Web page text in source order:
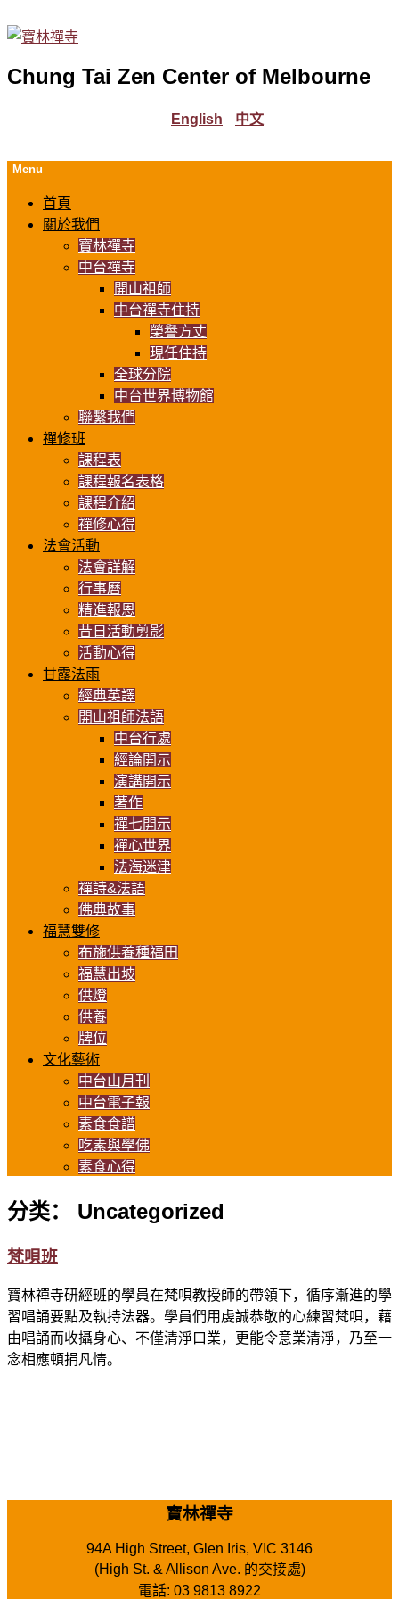
Chung Tai Zen Center of Melbourne
English 中文
Menu
首頁
關於我們
寶林禪寺
中台禪寺
開山祖師
中台禪寺住持
榮譽方丈
現任住持
全球分院
中台世界博物館
聯繫我們
禪修班
課程表
課程報名表格
課程介紹
禪修心得
法會活動
法會詳解
行事曆
精進報恩
昔日活動剪影
活動心得
甘露法雨
經典英譯
開山祖師法語
中台行處
經論開示
演講開示
著作
禪七開示
禪心世界
法海迷津
禪詩&法語
佛典故事
福慧雙修
布施供養種福田
福慧出坡
供燈
供養
牌位
文化藝術
中台山月刊
中台電子報
素食食譜
吃素與學佛
素食心得
分类： Uncategorized
梵唄班
寶林禪寺研經班的學員在梵唄教授師的帶領下，循序漸進的學
習唱誦要點及執持法器。學員們用虔誠恭敬的心練習梵唄，藉
由唱誦而收攝身心、不僅清淨口業，更能令意業清淨，乃至一
念相應頓捐凡情。
寶林禪寺
94A High Street, Glen Iris, VIC 3146
(High St. & Allison Ave. 的交接處)
電話: 03 9813 8922